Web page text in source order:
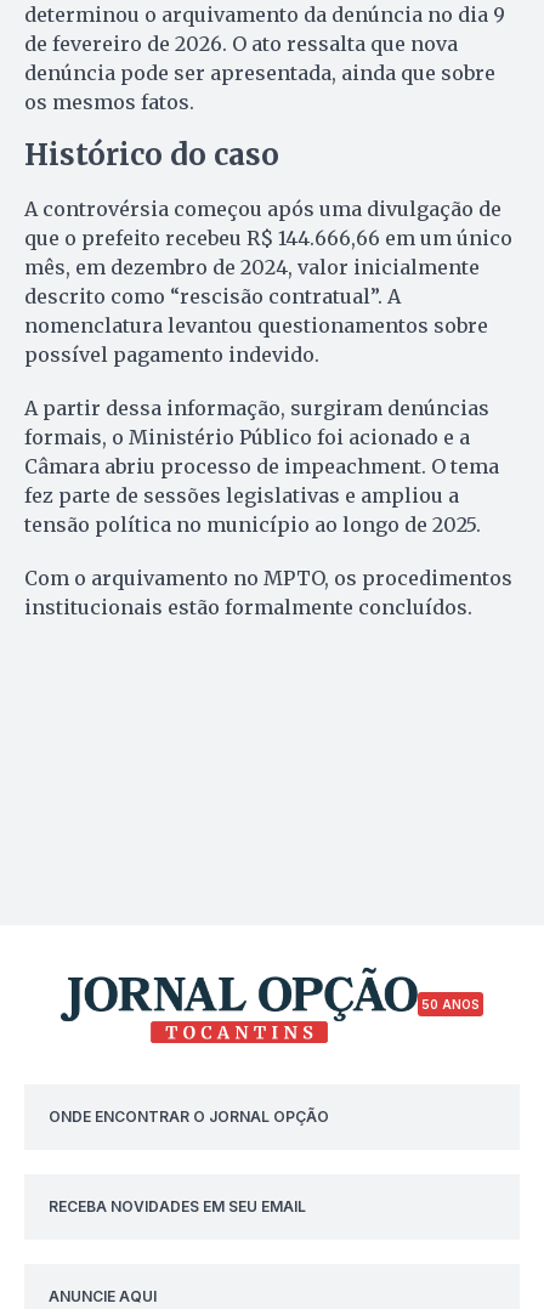
determinou o arquivamento da denúncia no dia 9
de fevereiro de 2026. O ato ressalta que nova
denúncia pode ser apresentada, ainda que sobre
os mesmos fatos.
Histórico do caso
A controvérsia começou após uma divulgação de
que o prefeito recebeu R$ 144.666,66 em um único
mês, em dezembro de 2024, valor inicialmente
descrito como “rescisão contratual”. A
nomenclatura levantou questionamentos sobre
possível pagamento indevido.
A partir dessa informação, surgiram denúncias
formais, o Ministério Público foi acionado e a
Câmara abriu processo de impeachment. O tema
fez parte de sessões legislativas e ampliou a
tensão política no município ao longo de 2025.
Com o arquivamento no MPTO, os procedimentos
institucionais estão formalmente concluídos.
50 ANOS
ONDE ENCONTRAR O JORNAL OPÇÃO
RECEBA NOVIDADES EM SEU EMAIL
ANUNCIE AQUI